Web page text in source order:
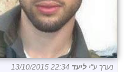
נערך ע"י ליעד 13/10/2015 22:34